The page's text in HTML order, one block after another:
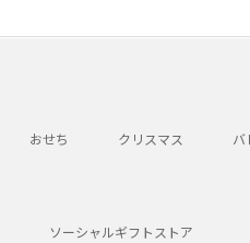
おせち クリスマス バ
ソーシャルギフトストア